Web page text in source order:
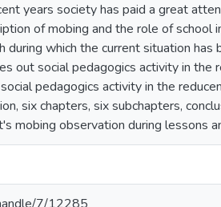
years society has paid a great
of mobing and the role of
during which the current situation
out social pedagogics activity in
pedagogics activity in the
six chapters, six subchapters,
mobing observation during lessons